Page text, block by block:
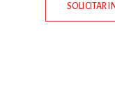
SOLICITAR